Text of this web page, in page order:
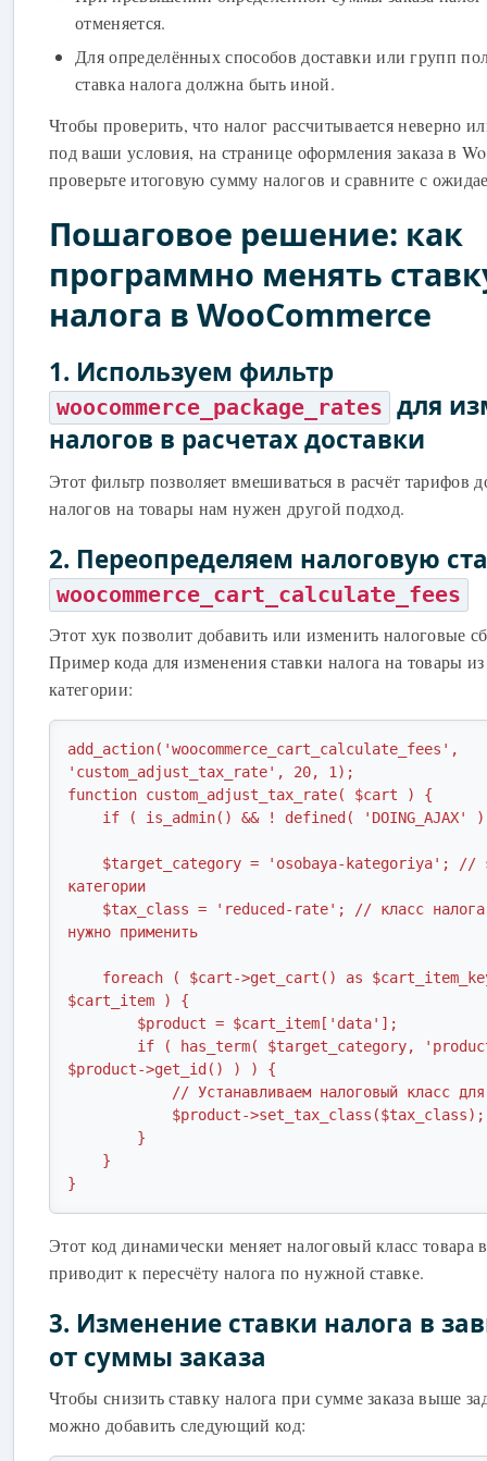
отменяется.
Для определённых способов доставки или групп
ставка налога должна быть иной.
Чтобы проверить, что налог рассчитывается неверно
под ваши условия, на странице оформления заказа в
проверьте итоговую сумму налогов и сравните с
Пошаговое решение: как
программно менять
налога в WooCommerce
1. Используем фильтр
woocommerce_package_rates
для
налогов в расчетах доставки
Этот фильтр позволяет вмешиваться в расчёт тарифов
налогов на товары нам нужен другой подход.
2. Переопределяем налоговую
woocommerce_cart_calculate_fees
Этот хук позволит добавить или изменить налоговые
Пример кода для изменения ставки налога на товары
категории:
add_action('woocommerce_cart_calculate_fees',
'custom_adjust_tax_rate', 20, 1);
function custom_adjust_tax_rate( $cart ) {
категории
нужно применить
$cart_item ) {
$product->get_id() ) ) {
}
Этот код динамически меняет налоговый класс товара
приводит к пересчёту налога по нужной ставке.
3. Изменение ставки налога в
от суммы заказа
Чтобы снизить ставку налога при сумме заказа выше
можно добавить следующий код: